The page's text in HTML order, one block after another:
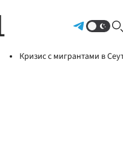
Кризис с мигрантами в